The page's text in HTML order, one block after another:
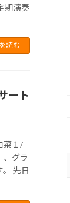
期演奏
読む
ート
菜１/
、グラ
先日